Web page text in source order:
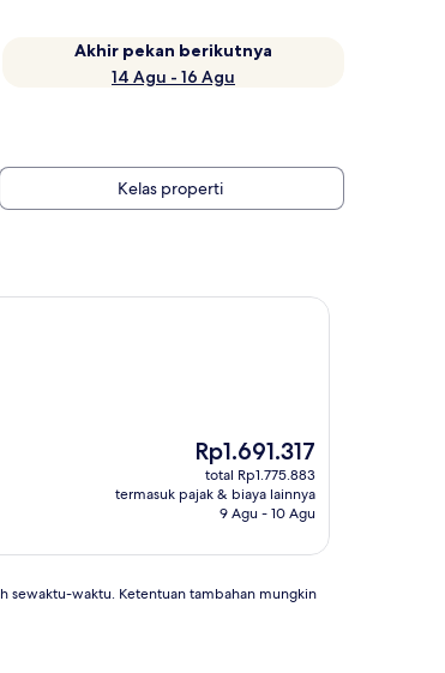
Akhir pekan berikutnya
14 Agu - 16 Agu
Kelas properti
Harga
sekarang
Rp1.691.317
Rp1.691.317
total Rp1.775.883
termasuk pajak & biaya lainnya
9 Agu - 10 Agu
sewaktu-waktu. Ketentuan tambahan mungkin